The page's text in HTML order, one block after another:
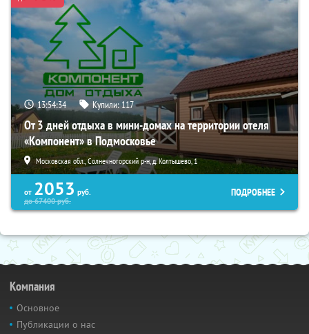
13:54:33 Купили: 117
От 3 дней отдыха в мини-домах на территории отеля
«Компонент» в Подмосковье
Московская обл., Солнечногорский р-н, д. Колтышево, 1
от 2053 руб.
до67400руб.
ПОДРОБНЕЕ
Компания
Основное
Публикации о нас